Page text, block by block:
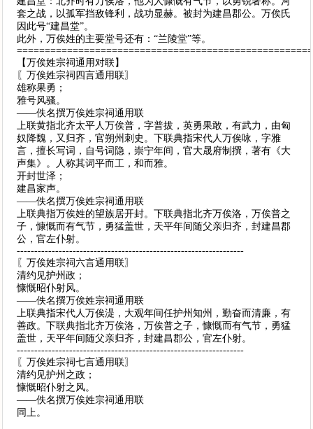
套之战，以孤军挡敌锋利，战功显赫。被封为建昌郡公。万俟氏
因此号“建昌堂”。
此外，万俟姓的主要堂号还有：“兰陵堂”等。
【万俟姓宗祠通用对联】
〖万俟姓宗祠四言通用联〗
雄称果勇；
雅号风骚。
——佚名撰万俟姓宗祠通用联
上联黄指北齐太平人万俟普，字普拔，英勇果敢，有武力，由匈
奴降魏，又归齐，官朔州刺史。下联典指宋代人万俟咏，字雅
言，擅长写词，自号词隐，崇宁年间，官大晟府制撰，著有《大
声集》。人称其词平而工，和而雅。
开封世泽；
建昌家声。
——佚名撰万俟姓宗祠通用联
上联典指万俟姓的望族居开封。下联典指北齐万俟洛，万俟普之
子，慷慨而有气节，勇猛盖世，天平年间随父亲归齐，封建昌郡
公，官左仆射。
-----------------------------------------------------------------
〖万俟姓宗祠六言通用联〗
清约见护州政；
慷慨昭仆射风。
——佚名撰万俟姓宗祠通用联
上联典指宋代人万俟湜，大观年间任护州知州，勤奋而清廉，有
善政。下联典指北齐万俟洛，万俟普之子，慷慨而有气节，勇猛
盖世，天平年间随父亲归齐，封建昌郡公，官左仆射。
-----------------------------------------------------------------
〖万俟姓宗祠七言通用联〗
清约见护州之政；
慷慨昭仆射之风。
——佚名撰万俟姓宗祠通用联
同上。